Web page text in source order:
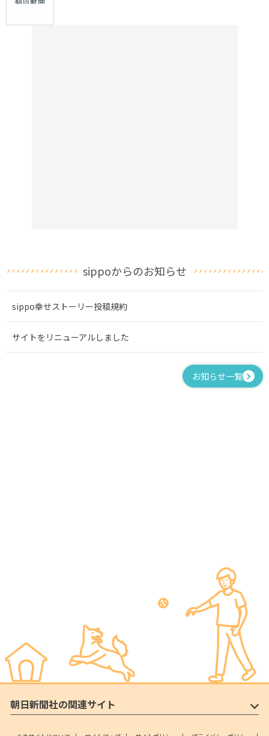
sippoからのお知らせ
sippo幸せストーリー投稿規約
サイトをリニューアルしました
お知らせ一覧
朝日新聞社の関連サイト